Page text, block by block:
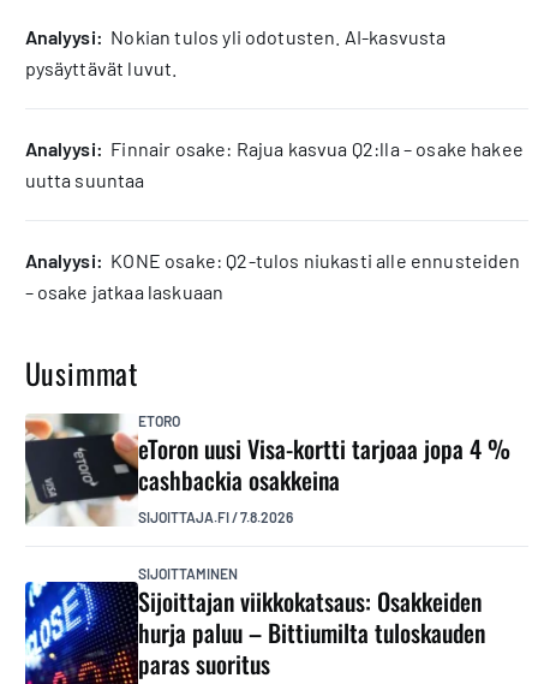
analyysi: Nokian tulos yli odotusten. AI-kasvusta
pysäyttävät luvut.
analyysi: Finnair osake: Rajua kasvua Q2:lla – osake hakee
uutta suuntaa
analyysi: KONE osake: Q2-tulos niukasti alle ennusteiden
– osake jatkaa laskuaan
Uusimmat
ETORO
eToron uusi Visa-kortti tarjoaa jopa 4 %
cashbackia osakkeina
SIJOITTAJA.FI/7.8.2026
SIJOITTAMINEN
Sijoittajan viikkokatsaus: Osakkeiden
hurja paluu – Bittiumilta tuloskauden
paras suoritus